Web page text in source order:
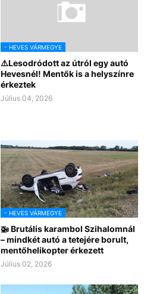
- HEVES VÁRMEGYE
⚠️Lesodródott az útról egy autó
Hevesnél! Mentők is a helyszínre
érkeztek
Július 04, 2026
- HEVES VÁRMEGYE
🚁 Brutális karambol Szihalomnál
– mindkét autó a tetejére borult,
mentőhelikopter érkezett
Július 02, 2026